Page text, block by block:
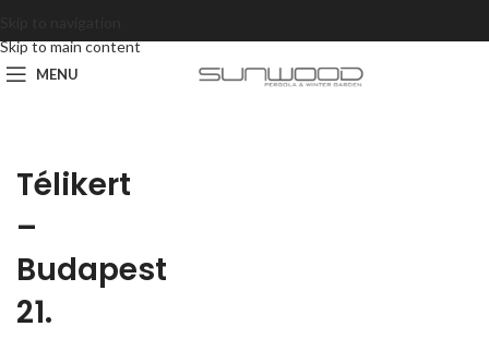
Skip to main content
MENU
Télikert
–
Budapest
21.